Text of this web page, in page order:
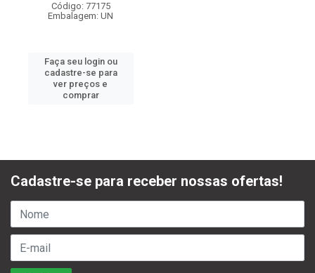
Código: 77175
Embalagem: UN
Faça seu login ou
cadastre-se para
ver preços e
comprar
Cadastre-se para receber nossas ofertas!